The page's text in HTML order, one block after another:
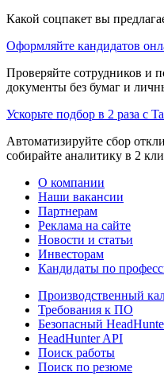
Какой соцпакет вы
Оформляйте кандидатов
Проверяйте сотрудников и
документы без бумаг и
Ускорьте подбор в 2 раза с
Автоматизируйте сбор
собирайте аналитику в 2
О компании
Наши вакансии
Партнерам
Реклама на сайте
Новости и статьи
Инвесторам
Кандидаты по
Производственный
Требования к ПО
Безопасный
HeadHunter API
Поиск работы
Поиск по резюме